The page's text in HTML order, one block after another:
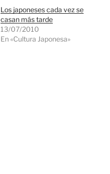
Los japoneses cada vez se
casan más tarde
13/07/2010
En «Cultura Japonesa»